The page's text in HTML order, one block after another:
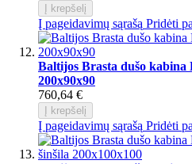
Į krepšelį
Į pageidavimų sąrašą Pridėti
Baltijos Brasta dušo
200x90x90
760,64 €
Į krepšelį
Į pageidavimų sąrašą Pridėti